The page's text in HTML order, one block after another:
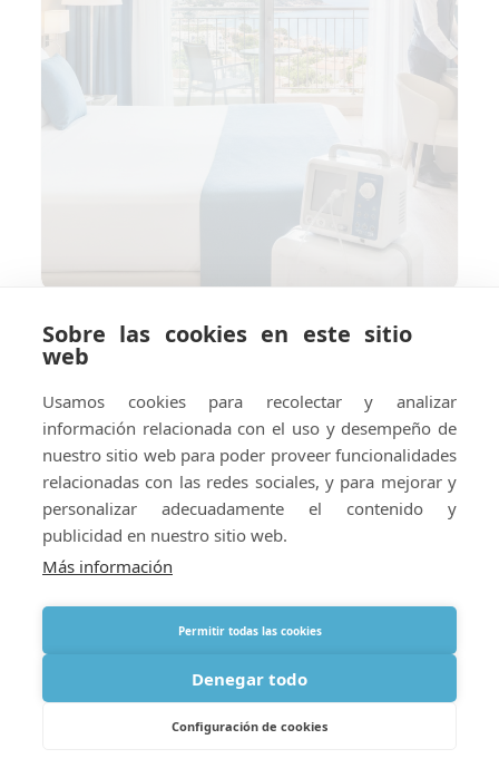
Cómo preparar su hotel o
alojamiento vacacional para el
suministro de oxígeno en el
extranjero
Sobre las cookies en este sitio
web
Usamos cookies para recolectar y analizar
información relacionada con el uso y desempeño de
nuestro sitio web para poder proveer funcionalidades
relacionadas con las redes sociales, y para mejorar y
personalizar adecuadamente el contenido y
publicidad en nuestro sitio web.
Más información
Permitir todas las cookies
Denegar todo
Configuración de cookies